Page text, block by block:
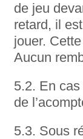
de jeu
retard, il
jouer.
Aucun
5.2. En
de
5.3. Sous